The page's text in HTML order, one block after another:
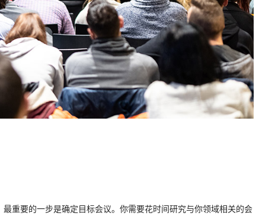
重要的一步是确定目标会议。你需要花时间研究与你领域相关的会